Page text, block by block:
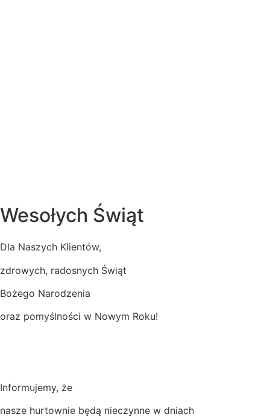
Wesołych Świąt
Dla Naszych Klientów,
zdrowych, radosnych Świąt
Bożego Narodzenia
oraz pomyślności w Nowym Roku!
Informujemy, że
nasze hurtownie będą nieczynne w dniach